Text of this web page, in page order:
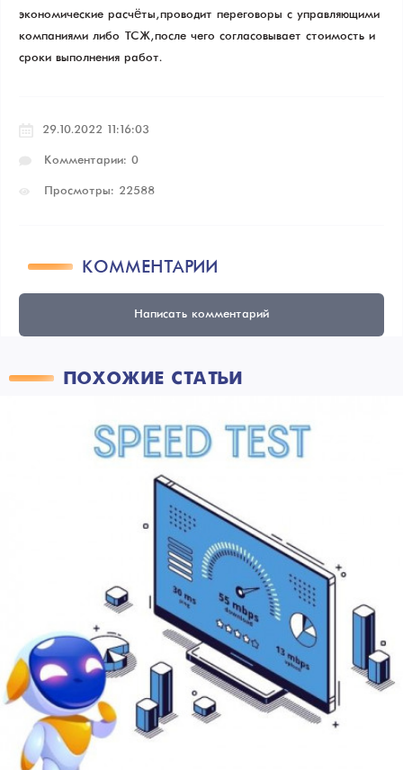
экономические расчёты, проводит переговоры с управляющими
компаниями либо ТСЖ, после чего согласовывает стоимость и
сроки выполнения работ.
29.10.2022 11:16:03
Комментарии: 0
Просмотры: 22588
КОММЕНТАРИИ
Написать комментарий
ПОХОЖИЕ СТАТЬИ